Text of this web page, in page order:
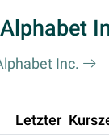
Inc.
Letzter